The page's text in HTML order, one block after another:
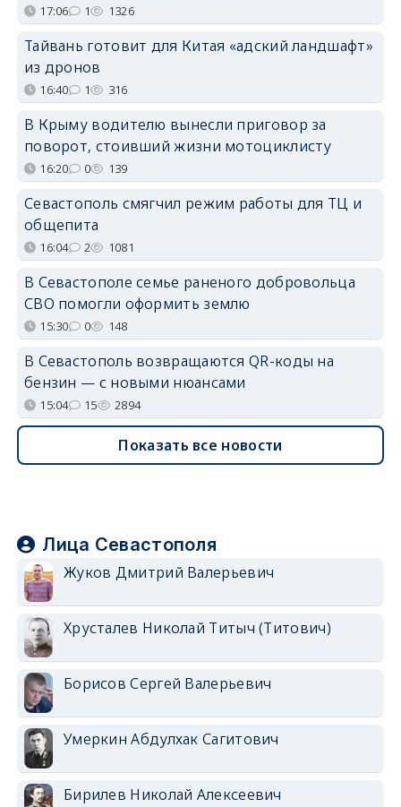
17:06 1 1326
Тайвань готовит для Китая «адский ландшафт»
из дронов
16:40 1 316
В Крыму водителю вынесли приговор за
поворот, стоивший жизни мотоциклисту
16:20 0 139
Севастополь смягчил режим работы для ТЦ и
общепита
16:04 2 1081
В Севастополе семье раненого добровольца
СВО помогли оформить землю
15:30 0 148
В Севастополь возвращаются QR-коды на
бензин — с новыми нюансами
15:04 15 2894
Показать все новости
Лица Севастополя
Жуков Дмитрий Валерьевич
Хрусталев Николай Титыч (Титович)
Борисов Сергей Валерьевич
Умеркин Абдулхак Сагитович
Бирилев Николай Алексеевич